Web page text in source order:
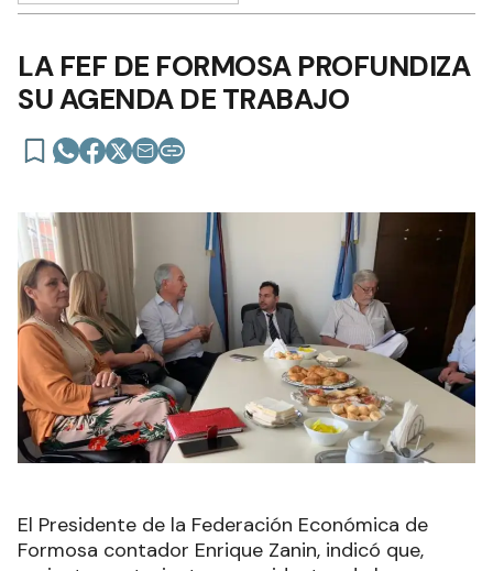
LA FEF DE FORMOSA PROFUNDIZA
SU AGENDA DE TRABAJO
El Presidente de la Federación Económica de
Formosa contador Enrique Zanin, indicó que,